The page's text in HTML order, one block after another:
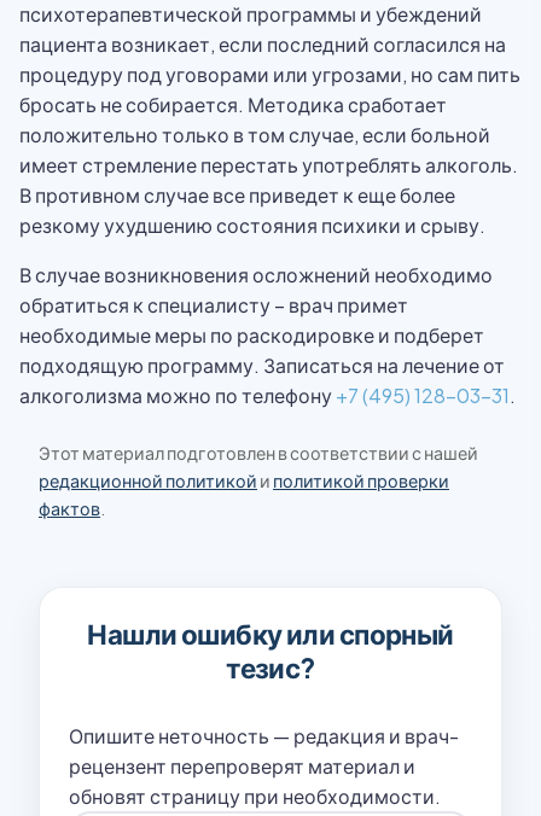
психотерапевтической программы и убеждений
пациента возникает, если последний согласился на
процедуру под уговорами или угрозами, но сам пить
бросать не собирается. Методика сработает
положительно только в том случае, если больной
имеет стремление перестать употреблять алкоголь.
В противном случае все приведет к еще более
резкому ухудшению состояния психики и срыву.
В случае возникновения осложнений необходимо
обратиться к специалисту – врач примет
необходимые меры по раскодировке и подберет
подходящую программу. Записаться на лечение от
алкоголизма можно по телефону+7 (495) 128-03-31.
Этот материал подготовлен в соответствии с нашей
редакционной политикой и политикой проверки
фактов
Нашли ошибку или спорный
тезис?
Опишите неточность — редакция и врач-
рецензент перепроверят материал и
обновят страницу при необходимости.